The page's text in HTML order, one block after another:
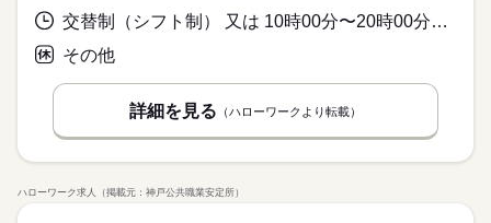
交替制（シフト制） 又は 10時00分〜20時00分の時間の間の3時間以上 就業時間に関する特記事項 店舗営業時間内で３～７時間程度
その他
詳細を見る （ハローワークより転載）
ハローワーク求人（掲載元：神戸公共職業安定所）